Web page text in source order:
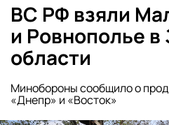
ВС РФ взяли
и Ровнополье
области
Минобороны сообщило о
«Днепр» и «Восток»